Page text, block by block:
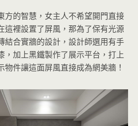
方的智慧，女主人不希望開門直接
這裡設置了屏風，那為了保有光源
結合實牆的設計，設計師選用有手
，加上黑鐵製作了展示平台，打上
物件讓這面屏風直接成為網美牆！